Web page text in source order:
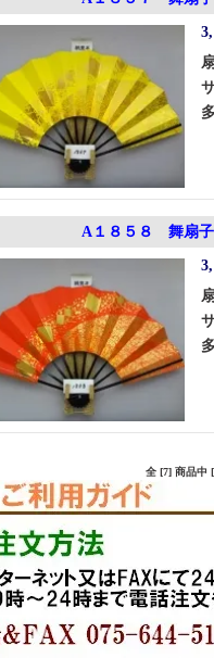
A１８５８ 舞扇
全 [7] 商品中